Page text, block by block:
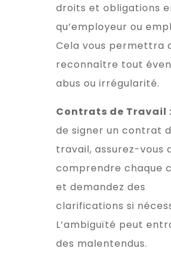
droits et obligations
qu’employeur ou
Cela vous permettra
reconnaître tout
abus ou irrégularité.
Contrats de Travail :
de signer un contrat
travail, assurez-vous
comprendre chaque
et demandez des
clarifications si
L’ambiguïté peut
des malentendus.